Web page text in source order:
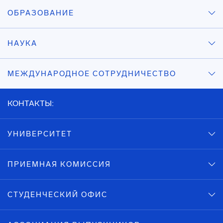
ОБРАЗОВАНИЕ
НАУКА
МЕЖДУНАРОДНОЕ СОТРУДНИЧЕСТВО
КОНТАКТЫ:
УНИВЕРСИТЕТ
ПРИЕМНАЯ КОМИССИЯ
СТУДЕНЧЕСКИЙ ОФИС